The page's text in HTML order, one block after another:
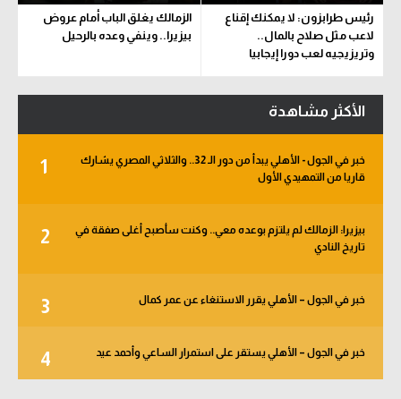
رئيس طرابزون: لا يمكنك إقناع
لاعب مثل صلاح بالمال..
وتريزيجيه لعب دورا إيجابيا
الزمالك يغلق الباب أمام عروض
بيزيرا.. وينفي وعده بالرحيل
الأكثر مشاهدة
1
خبر في الجول - الأهلي يبدأ من دور الـ 32.. والثلاثي المصري يشارك
قاريا من التمهيدي الأول
2
بيزيرا: الزمالك لم يلتزم بوعده معي.. وكنت سأصبح أغلى صفقة في
تاريخ النادي
3 خبر في الجول – الأهلي يقرر الاستنغاء عن عمر كمال
4 خبر في الجول – الأهلي يستقر على استمرار الساعي وأحمد عيد